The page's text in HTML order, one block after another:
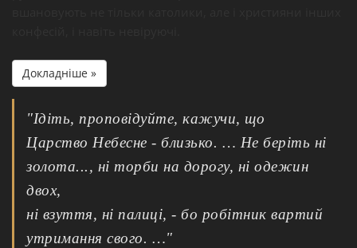
Докладніше »
"Ідіть, проповідуйте, кажучи, що
Царство Небесне - близько. … Не беріть ні
золота..., ні торби на дорогу, ні одежин
двох,
ні взуття, ні палиці, - бо робітник вартий
утримання свого. …"